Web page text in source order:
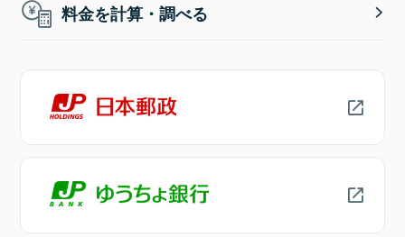
料金を計算・調べる